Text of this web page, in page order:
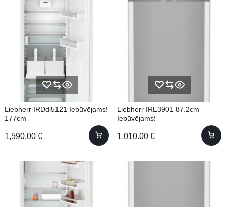
Liebherr IRDdi5121 Iebūvējams!
177cm
1,590.00 €
Liebherr IRE3901 87.2cm
Iebūvējams!
1,010.00 €